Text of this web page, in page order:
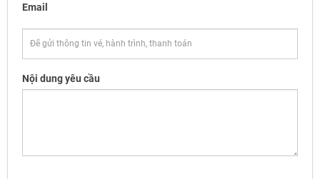
Email
Nội dung yêu cầu